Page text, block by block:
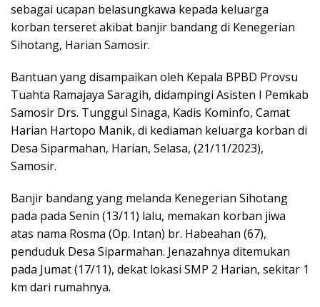
sebagai ucapan belasungkawa kepada keluarga
korban terseret akibat banjir bandang di Kenegerian
Sihotang, Harian Samosir.
Bantuan yang disampaikan oleh Kepala BPBD Provsu
Tuahta Ramajaya Saragih, didampingi Asisten I Pemkab
Samosir Drs. Tunggul Sinaga, Kadis Kominfo, Camat
Harian Hartopo Manik, di kediaman keluarga korban di
Desa Siparmahan, Harian, Selasa, (21/11/2023),
Samosir.
Banjir bandang yang melanda Kenegerian Sihotang
pada pada Senin (13/11) lalu, memakan korban jiwa
atas nama Rosma (Op. Intan) br. Habeahan (67),
penduduk Desa Siparmahan. Jenazahnya ditemukan
pada Jumat (17/11), dekat lokasi SMP 2 Harian, sekitar 1
km dari rumahnya.